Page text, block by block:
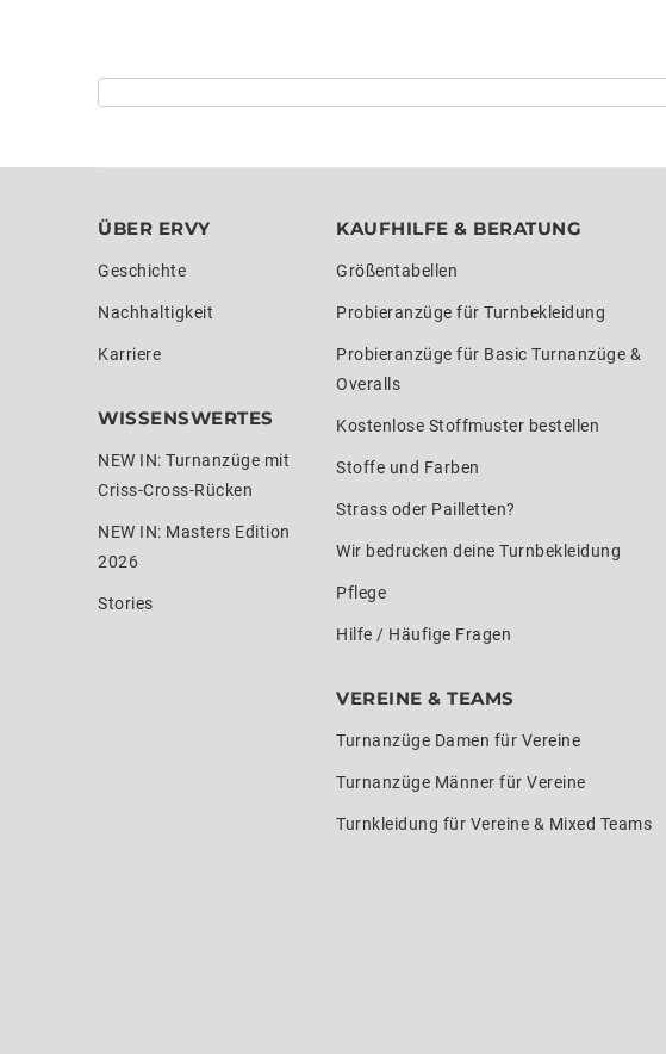
ÜBER ERVY
Geschichte
Nachhaltigkeit
Karriere
WISSENSWERTES
NEW IN: Turnanzüge mit
Criss-Cross-Rücken
NEW IN: Masters Edition
2026
Stories
KAUFHILFE & BERATUNG
Größentabellen
Probieranzüge für Turnbekleidung
Probieranzüge für Basic Turnanzüge &
Overalls
Kostenlose Stoffmuster bestellen
Stoffe und Farben
Strass oder Pailletten?
Wir bedrucken deine Turnbekleidung
Pflege
Hilfe / Häufige Fragen
VEREINE & TEAMS
Turnanzüge Damen für Vereine
Turnanzüge Männer für Vereine
Turnkleidung für Vereine & Mixed Teams